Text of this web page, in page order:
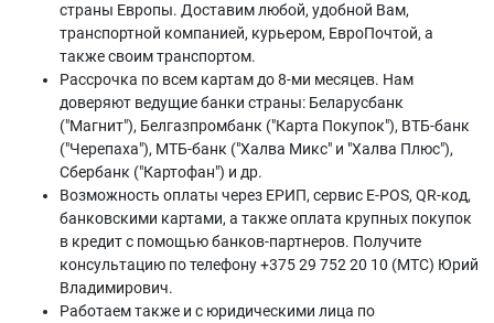
страны Европы. Доставим любой, удобной Вам,
транспортной компанией, курьером, ЕвроПочтой, а
также своим транспортом.
Рассрочка по всем картам до 8-ми месяцев. Нам
доверяют ведущие банки страны: Беларусбанк
("Магнит"), Белгазпромбанк ("Карта Покупок"), ВТБ-банк
("Черепаха"), МТБ-банк ("Халва Микс" и "Халва Плюс"),
Сбербанк ("Картофан") и др.
Возможность оплаты через ЕРИП, сервис E-POS, QR-код,
банковскими картами, а также оплата крупных покупок
в кредит с помощью банков-партнеров. Получите
консультацию по телефону +375 29 752 20 10 (МТС) Юрий
Владимирович.
Работаем также и с юридическими лица по